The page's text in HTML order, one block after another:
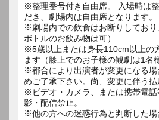
※整理番号付き自由席。 入場時は
だき、劇場内は自由席となります。
※劇場内での飲食はお断りしており
ボトルのお飲み物は可）
※5歳以上または身長110cm以上の
ます（膝上でのお子様の観劇は1名
※都合により出演者が変更になる
めご了承下さい。尚、変更に伴う払
※ビデオ・カメラ、または携帯電
影・配信禁止。
※他の方への迷惑行為と判断した